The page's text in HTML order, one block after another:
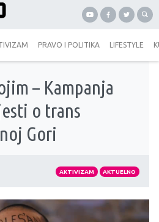
PRAVO I POLITIKA LIFESTYLE
– Kampanja
o trans
Gori
AKTIVIZAM AKTUELNO